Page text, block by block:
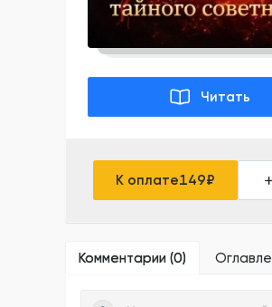
Читать
К оплате149₽
Комментарии (0)